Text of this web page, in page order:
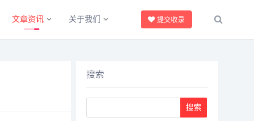
文章资讯 关于我们 提交收录
搜索